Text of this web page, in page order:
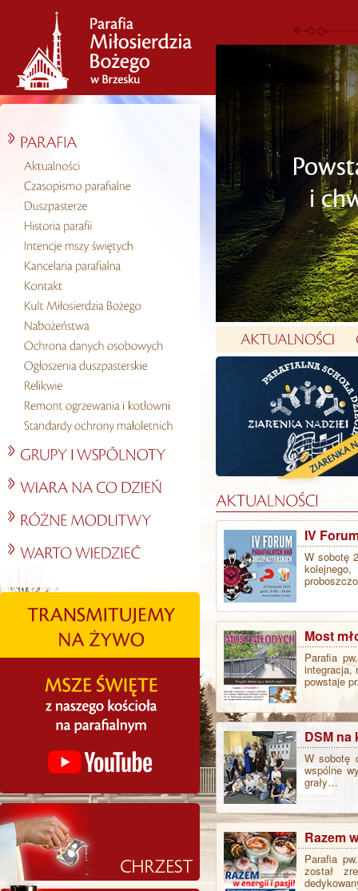
IV
W sobotę
Most
Parafia
integracja,
powstaje
DSM na
W sobotę
wspólne
grały…
Razem
Parafia
został